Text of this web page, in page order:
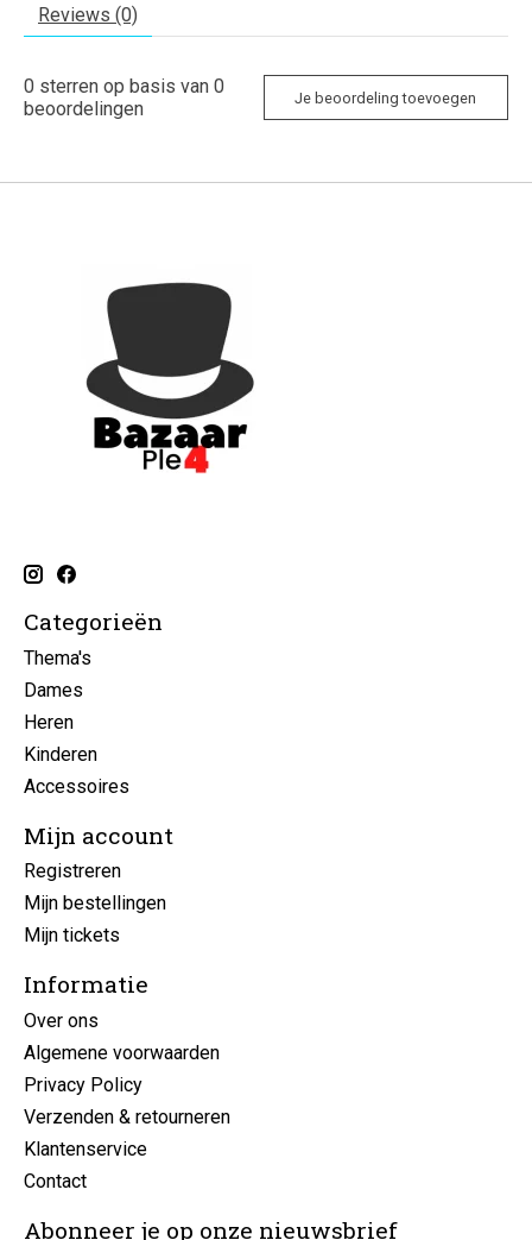
Reviews (0)
0 sterren op basis van 0
beoordelingen
Je beoordeling toevoegen
Categorieën
Thema's
Dames
Heren
Kinderen
Accessoires
Mijn account
Registreren
Mijn bestellingen
Mijn tickets
Informatie
Over ons
Algemene voorwaarden
Privacy Policy
Verzenden & retourneren
Klantenservice
Contact
Abonneer je op onze nieuwsbrief